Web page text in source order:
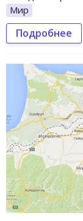
Мир
Подробнее